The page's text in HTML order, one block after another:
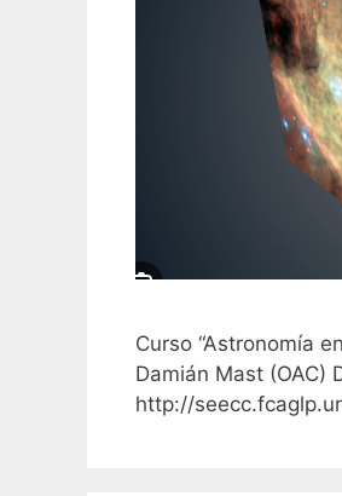
Curso “Astronomía
Damián Mast (OAC)
http://